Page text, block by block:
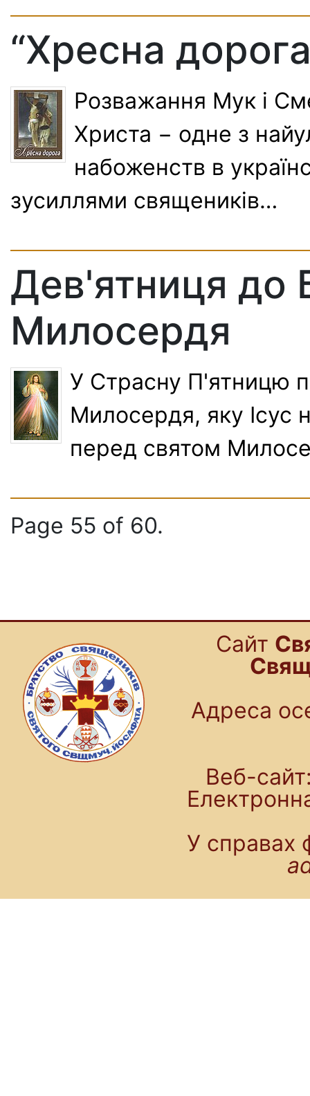
“Хресна
Розважання Мук і
Христа − одне з
набоженств в
зусиллями священиків…
Дев'ятниця до
Милосердя
У Страсну П'ятницю
Милосердя, яку Ісус
перед святом
Page 55 of 60.
Cайт
Адреса
Веб-
У справах